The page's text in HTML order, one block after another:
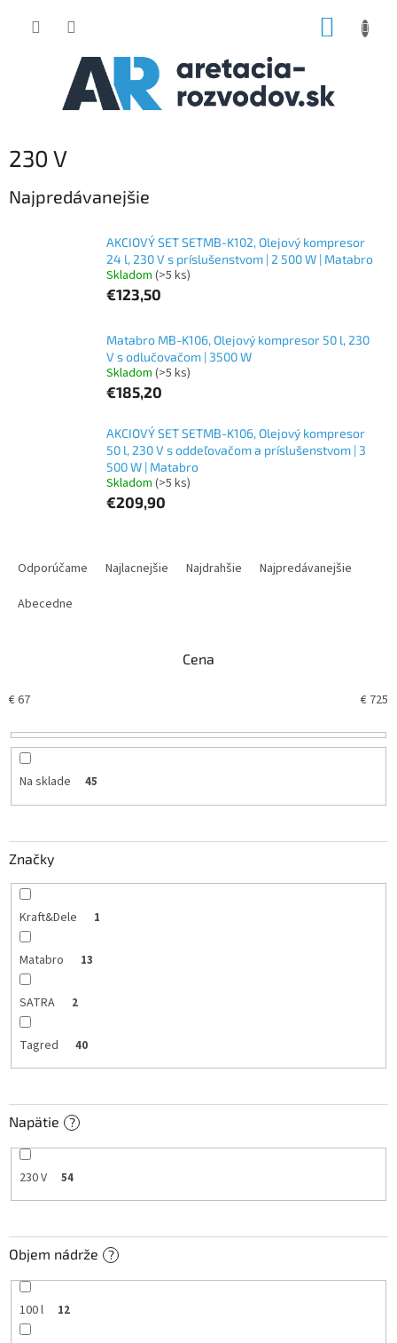
230 V
Najpredávanejšie
AKCIOVÝ SET SETMB-K102, Olejový kompresor
24 l, 230 V s príslušenstvom | 2 500 W | Matabro
Skladom (>5 ks)
€123,50
Matabro MB-K106, Olejový kompresor 50 l, 230
V s odlučovačom | 3500 W
Skladom (>5 ks)
€185,20
AKCIOVÝ SET SETMB-K106, Olejový kompresor
50 l, 230 V s oddeľovačom a príslušenstvom | 3
500 W | Matabro
Skladom (>5 ks)
€209,90
r
d
t
v
Odporúčame Najlacnejšie Najdrahšie
Najpredávanejšie
Abecedne
Cena
€67 € 725
Na sklade 45
Značky
Kraft&Dele 1
Matabro 13
SATRA 2
Tagred 40
Napätie ?
230 V 54
Objem nádrže ?
100 l 12